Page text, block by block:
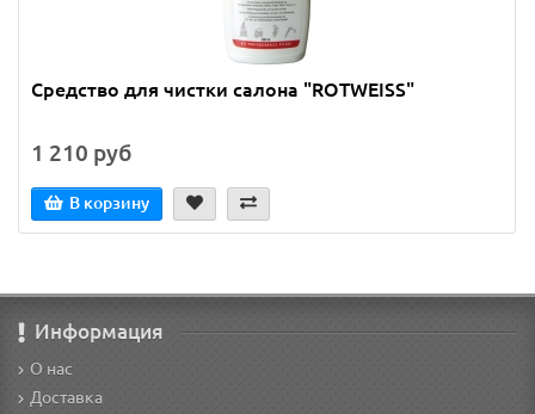
Средство для чистки салона "ROTWEISS"
1 210 руб
В корзину
Информация
О нас
Доставка